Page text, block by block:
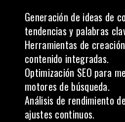
Generación de ideas de
tendencias y palabras
Herramientas de
contenido integradas.
Optimización SEO para
motores de búsqueda.
Análisis de rendimiento
ajustes continuos.